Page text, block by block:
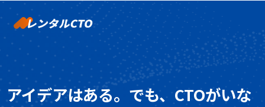
アイデアはある。でも、CTOがいな